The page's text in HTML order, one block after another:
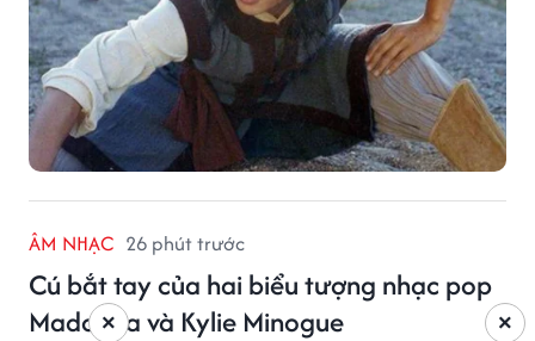
ÂM NHẠC 26 phút trước
Cú bắt tay của hai biểu tượng nhạc pop
Madonna và Kylie Minogue
×
×